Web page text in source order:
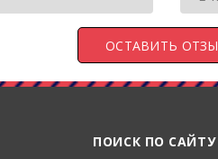
ПОИСК ПО САЙТУ